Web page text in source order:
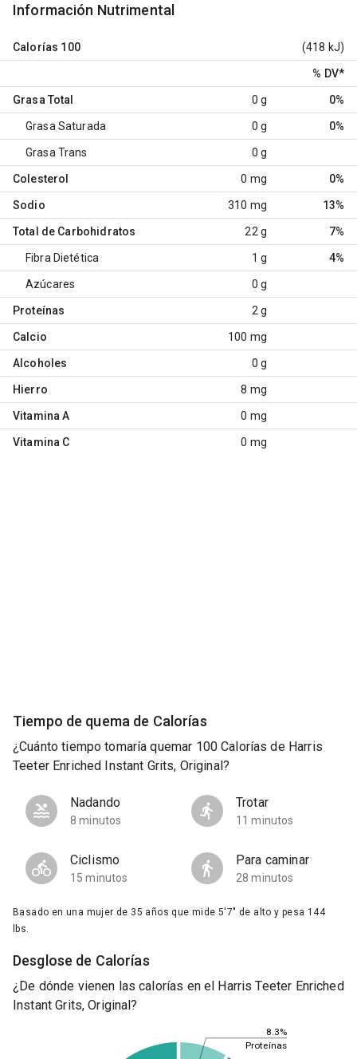
Información Nutrimental
Calorías 100 (418 kJ)
% DV*
Grasa Total 0 g 0%
Grasa Saturada 0 g 0%
Grasa Trans 0 g
Colesterol 0 mg 0%
Sodio 310 mg 13%
Total de Carbohidratos 22 g 7%
Fibra Dietética 1 g 4%
Azúcares 0 g
Proteínas 2 g
Calcio 100 mg
Alcoholes 0 g
Hierro 8 mg
Vitamina A 0 mg
Vitamina C 0 mg
Tiempo de quema de Calorías
¿Cuánto tiempo tomaría quemar 100 Calorías de Harris
Teeter Enriched Instant Grits, Original?
Nadando
8 minutos
Trotar
11 minutos
Ciclismo
15 minutos
Para caminar
28 minutos
Basado en una mujer de 35 años que mide 5'7" de alto y pesa 144
lbs.
Desglose de Calorías
¿De dónde vienen las calorías en el Harris Teeter Enriched
Instant Grits, Original?
8.3%
Proteínas